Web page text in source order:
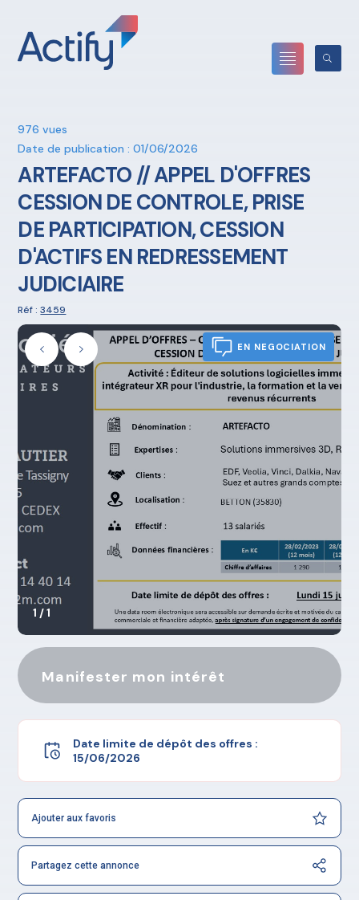
976 vues
Date de publication : 01/06/2026
ARTEFACTO // APPEL D'OFFRES
CESSION DE CONTROLE, PRISE
DE PARTICIPATION, CESSION
D'ACTIFS EN REDRESSEMENT
JUDICIAIRE
Réf :3459
EN NEGOCIATION
1 / 1
Manifester mon intérêt
Date limite de dépôt des offres :
15/06/2026
Ajouter aux favoris
Partagez cette annonce